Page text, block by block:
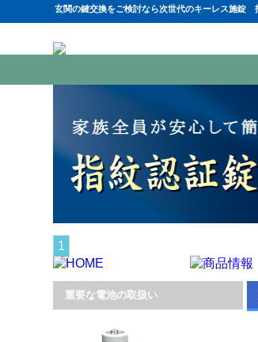
玄関の鍵交換をご検討なら次世代のキーレス施
1
重要な電池の取扱い